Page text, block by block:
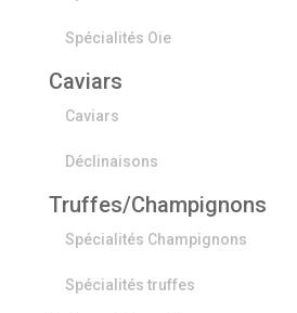
Spécialités Oie
Caviars
Caviars
Déclinaisons
Truffes/Champignons
Spécialités Champignons
Spécialités truffes